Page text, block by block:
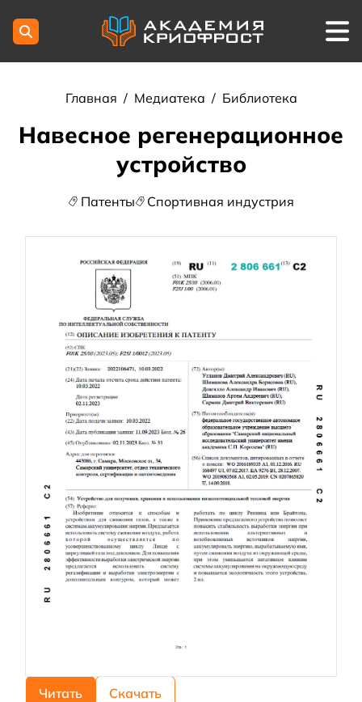
Главная / Медиатека / Библиотека
Навесное регенерационное
устройство
Патенты Спортивная индустрия
Читать Скачать